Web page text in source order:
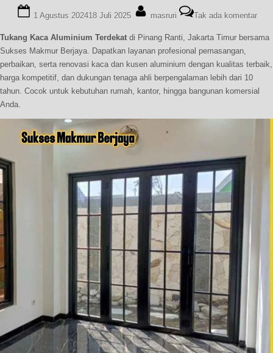
on
1 Agustus 202418 Juli 2025 masruri Tak ada komentar
di
Tukang Kaca Aluminium Terdekat di Pinang Ranti, Jakarta Timur bersama
Sukses Makmur Berjaya. Dapatkan layanan profesional pemasangan,
perbaikan, serta renovasi kaca dan kusen aluminium dengan kualitas terbaik,
harga kompetitif, dan dukungan tenaga ahli berpengalaman lebih dari 10
tahun. Cocok untuk kebutuhan rumah, kantor, hingga bangunan komersial
Anda.